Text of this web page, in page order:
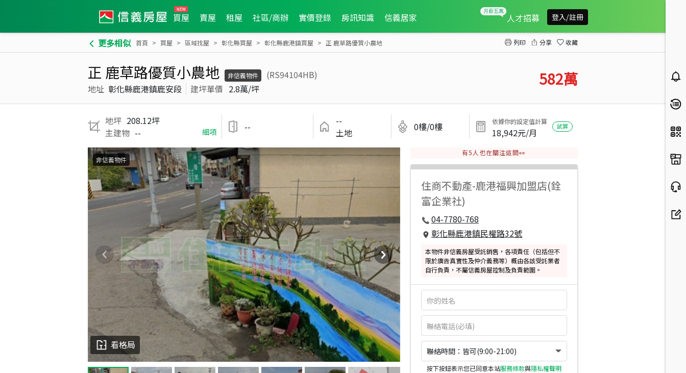
買屋 賣屋 租屋 社區/商辦 實價登錄 房訊知識 信義居家 人才招募 登入/註冊
更多相似 首頁 買屋 區域找屋 彰化縣買屋 彰化縣鹿港鎮買屋 正 鹿草路優質小農地 列印 分享 收藏
正 鹿草路優質小農地 非信義物件
(RS94104HB)
地址 彰化縣鹿港鎮鹿安段 建坪單價 2.8萬/坪 582萬
地坪 208.12坪
主建物 -- 細項 --
--
土地
0樓/0樓 依據你的設定值計算
18,942元/月
試算
看格局
非信義物件
有5 人也在關注這間👀
住商不動產-鹿港福興加盟店(銓
富企業社)
04-7780-768
彰化縣鹿港鎮民權路32號
本物件非信義房屋受託銷售，各項責任（包括但不
限於廣告真實性及仲介義務等）概由各該受託業者
自行負責，不屬信義房屋控制及負責範圍。
聯絡時間：皆可(9:00-21:00)
按下按鈕表示您已同意本站服務條款與隱私權聲明